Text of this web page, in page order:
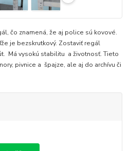
čo znamená, že aj police sú kovové.
je bezskrutkový. Zostaviť regál
Má vysokú stabilitu a životnosť. Tieto
pivnice a špajze, ale aj do archívu či